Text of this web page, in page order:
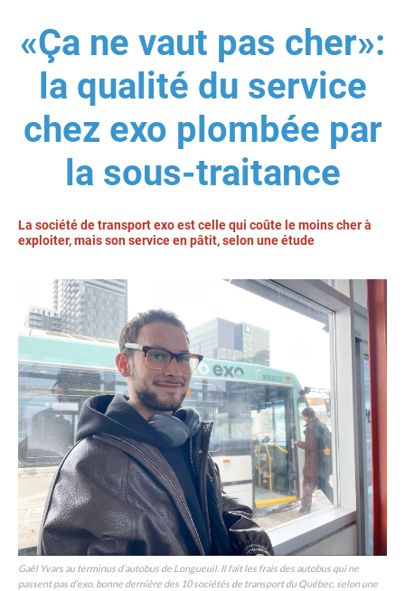
«Ça ne vaut pas cher»:
la qualité du service
chez exo plombée par
la sous-traitance
La société de transport exo est celle qui coûte le moins cher à
exploiter, mais son service en pâtit, selon une étude
Gaël Yvars au terminus d’autobus de Longueuil. Il fait les frais des autobus qui ne
passent pas d’exo, bonne dernière des 10 sociétés de transport du Québec, selon une